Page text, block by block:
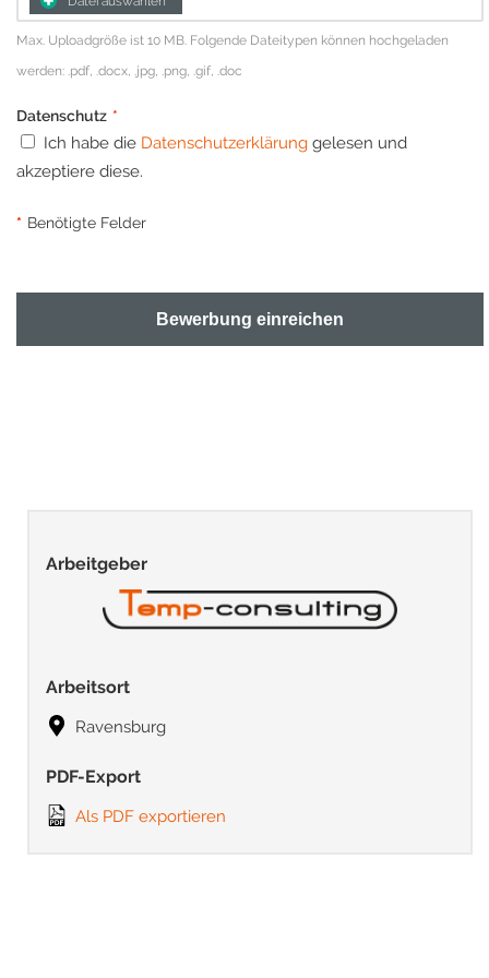
Max. Uploadgröße ist 10 MB. Folgende Dateitypen können hochgeladen
werden: .pdf, .docx, .jpg, .png, .gif, .doc
Datenschutz *
Ich habe die Datenschutzerklärung gelesen und
akzeptiere diese.
* Benötigte Felder
Bewerbung einreichen
Arbeitgeber
Arbeitsort
Ravensburg
PDF-Export
Als PDF exportieren